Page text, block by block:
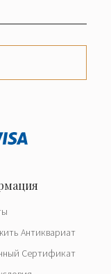
Антиквариат
Сертификат